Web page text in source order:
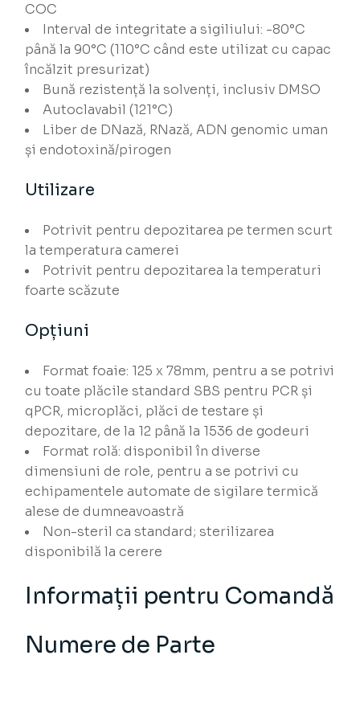
COC
Interval de integritate a sigiliului: -80°C
până la 90°C (110°C când este utilizat cu capac
încălzit presurizat)
Bună rezistență la solvenți, inclusiv DMSO
Autoclavabil (121°C)
Liber de DNază, RNază, ADN genomic uman
și endotoxină/pirogen
Utilizare
Potrivit pentru depozitarea pe termen scurt
la temperatura camerei
Potrivit pentru depozitarea la temperaturi
foarte scăzute
Opțiuni
Format foaie: 125 x 78mm, pentru a se potrivi
cu toate plăcile standard SBS pentru PCR și
qPCR, microplăci, plăci de testare și
depozitare, de la 12 până la 1536 de godeuri
Format rolă: disponibil în diverse
dimensiuni de role, pentru a se potrivi cu
echipamentele automate de sigilare termică
alese de dumneavoastră
Non-steril ca standard; sterilizarea
disponibilă la cerere
Informații pentru Comandă
Numere de Parte